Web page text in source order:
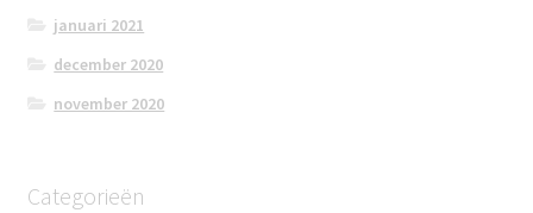
januari 2021
december 2020
november 2020
Categorieën